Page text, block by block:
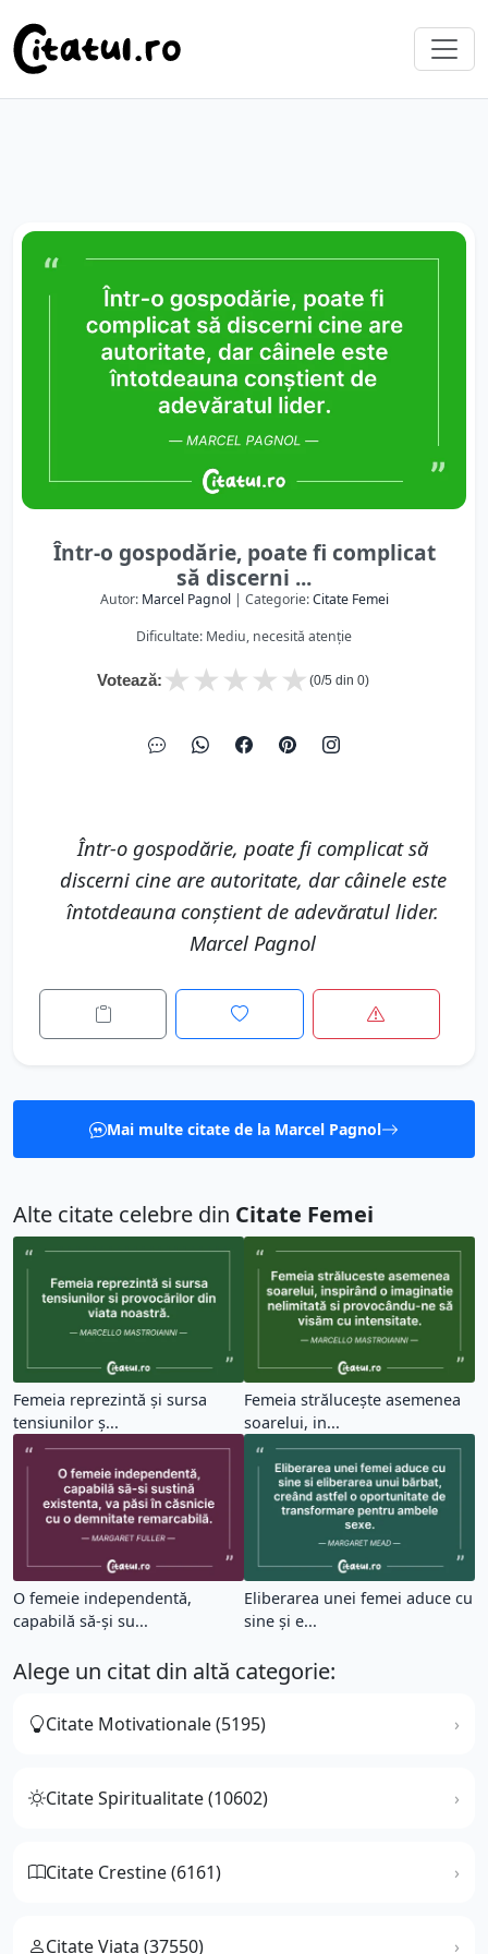
Într-o gospodărie, poate fi complicat
să discerni ...
Autor: Marcel Pagnol| Categorie:Citate Femei
Dificultate: Mediu, necesită atenție
Votează: ★
★
★
★
★ (0/5 din 0)
Într-o gospodărie, poate fi complicat să
discerni cine are autoritate, dar câinele este
întotdeauna conștient de adevăratul lider.
Marcel Pagnol
Mai multe citate de la Marcel Pagnol
Alte citate celebre din Citate Femei
Femeia reprezintă și sursa
tensiunilor ș...
Femeia strălucește asemenea
soarelui, in...
O femeie independentă,
capabilă să-și su...
Eliberarea unei femei aduce cu
sine și e...
Alege un citat din altă categorie:
Citate Motivationale (5195)
Citate Spiritualitate (10602)
Citate Crestine (6161)
Citate Viata (37550)